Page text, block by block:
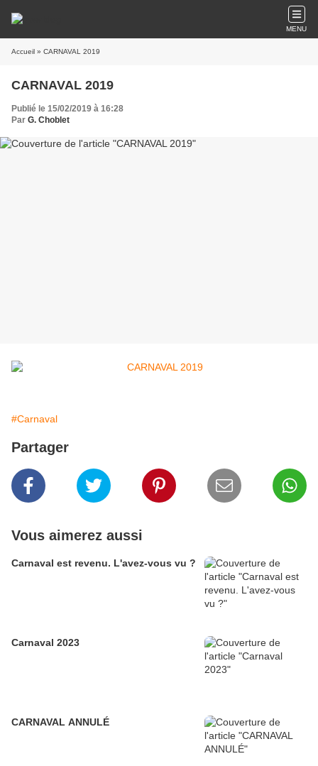
MENU
Accueil » CARNAVAL 2019
CARNAVAL 2019
Publié le 15/02/2019 à 16:28
Par G. Choblet
#Carnaval
Partager
Vous aimerez aussi
Carnaval est revenu. L'avez-vous vu ?
Carnaval 2023
CARNAVAL ANNULÉ